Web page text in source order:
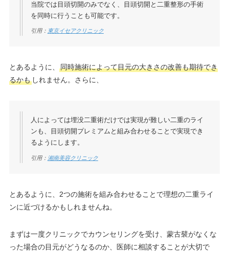
当院では目頭切開のみでなく、目頭切開と二重整形の手術
を同時に行うことも可能です。
引用： 東京イセアクリニック
とあるように、
同時施術によって目元の大きさの改善も期待でき
るかもしれません。さらに、
人によっては埋没二重術だけでは実現が難しい二重のライ
ンも、目頭切開プレミアムと組み合わせることで実現でき
るようにします。
引用： 湘南美容クリニック
とあるように、2つの施術を組み合わせることで理想の二重ライ
ンに近づけるかもしれませんね。
まずは一度クリニックでカウンセリングを受け、蒙古襞がなくな
った場合の目元がどうなるのか、医師に相談することが大切で